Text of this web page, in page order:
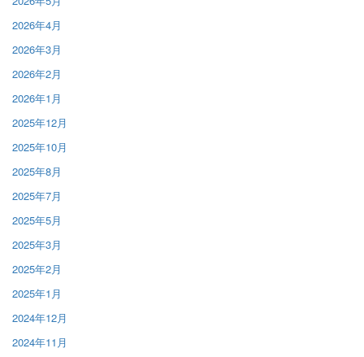
2026年4月
2026年3月
2026年2月
2026年1月
2025年12月
2025年10月
2025年8月
2025年7月
2025年5月
2025年3月
2025年2月
2025年1月
2024年12月
2024年11月